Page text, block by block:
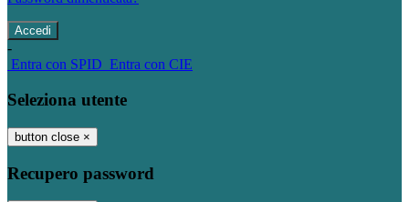
-
Entra con SPID Entra con CIE
Seleziona utente
button close ×
Recupero password